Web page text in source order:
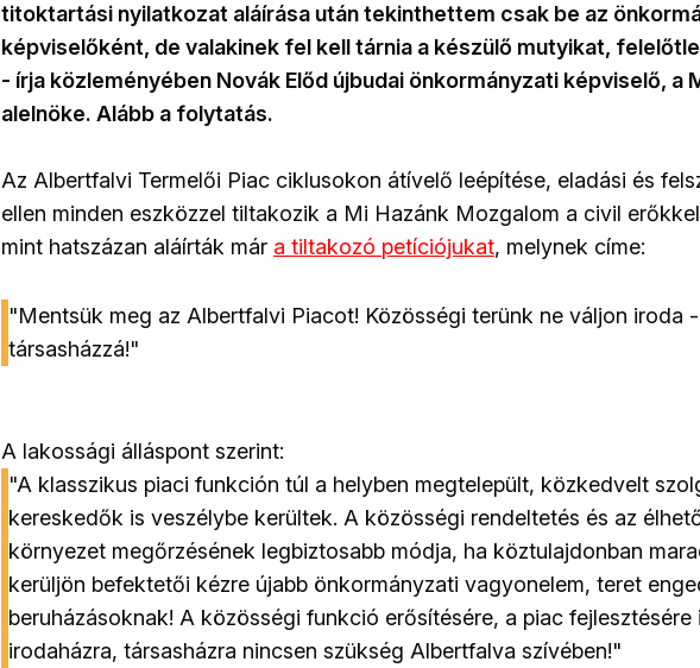
titoktartási nyilatkozat aláírása után tekinthettem csak be az
képviselőként, de valakinek fel kell tárnia a készülő mutyikat,
- írja közleményében Novák Előd újbudai önkormányzati képviselő, a
alelnöke. Alább a folytatás.
Az Albertfalvi Termelői Piac ciklusokon átívelő leépítése, eladási és
ellen minden eszközzel tiltakozik a Mi Hazánk Mozgalom a civil
mint hatszázan aláírták már a tiltakozó petíciójukat, melynek címe:
"Mentsük meg az Albertfalvi Piacot! Közösségi terünk ne váljon iroda
társasházzá!"
A lakossági álláspont szerint:
"A klasszikus piaci funkción túl a helyben megtelepült, közkedvelt
kereskedők is veszélybe kerültek. A közösségi rendeltetés és az
környezet megőrzésének legbiztosabb módja, ha köztulajdonban
kerüljön befektetői kézre újabb önkormányzati vagyonelem, teret
beruházásoknak! A közösségi funkció erősítésére, a piac fejlesztésére
irodaházra, társasházra nincsen szükség Albertfalva szívében!"